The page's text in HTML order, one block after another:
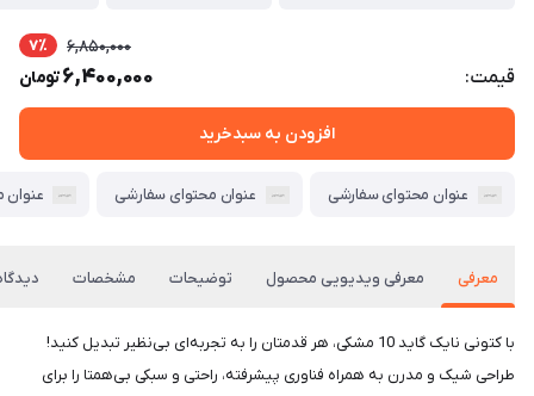
قیمت:
6,850,000 7٪
6,400,000تومان
افزودن به سبدخرید
عنوان محتوای سفارشی عنوان محتوای سفارشی عنوان
معرفی معرفی ویدیویی محصول توضیحات مشخصات
با کتونی نایک گاید 10 مشکی، هر قدمتان را به تجربه‌ای بی‌نظیر تبدیل کنید!
طراحی شیک و مدرن به همراه فناوری پیشرفته، راحتی و سبکی بی‌همتا را برای